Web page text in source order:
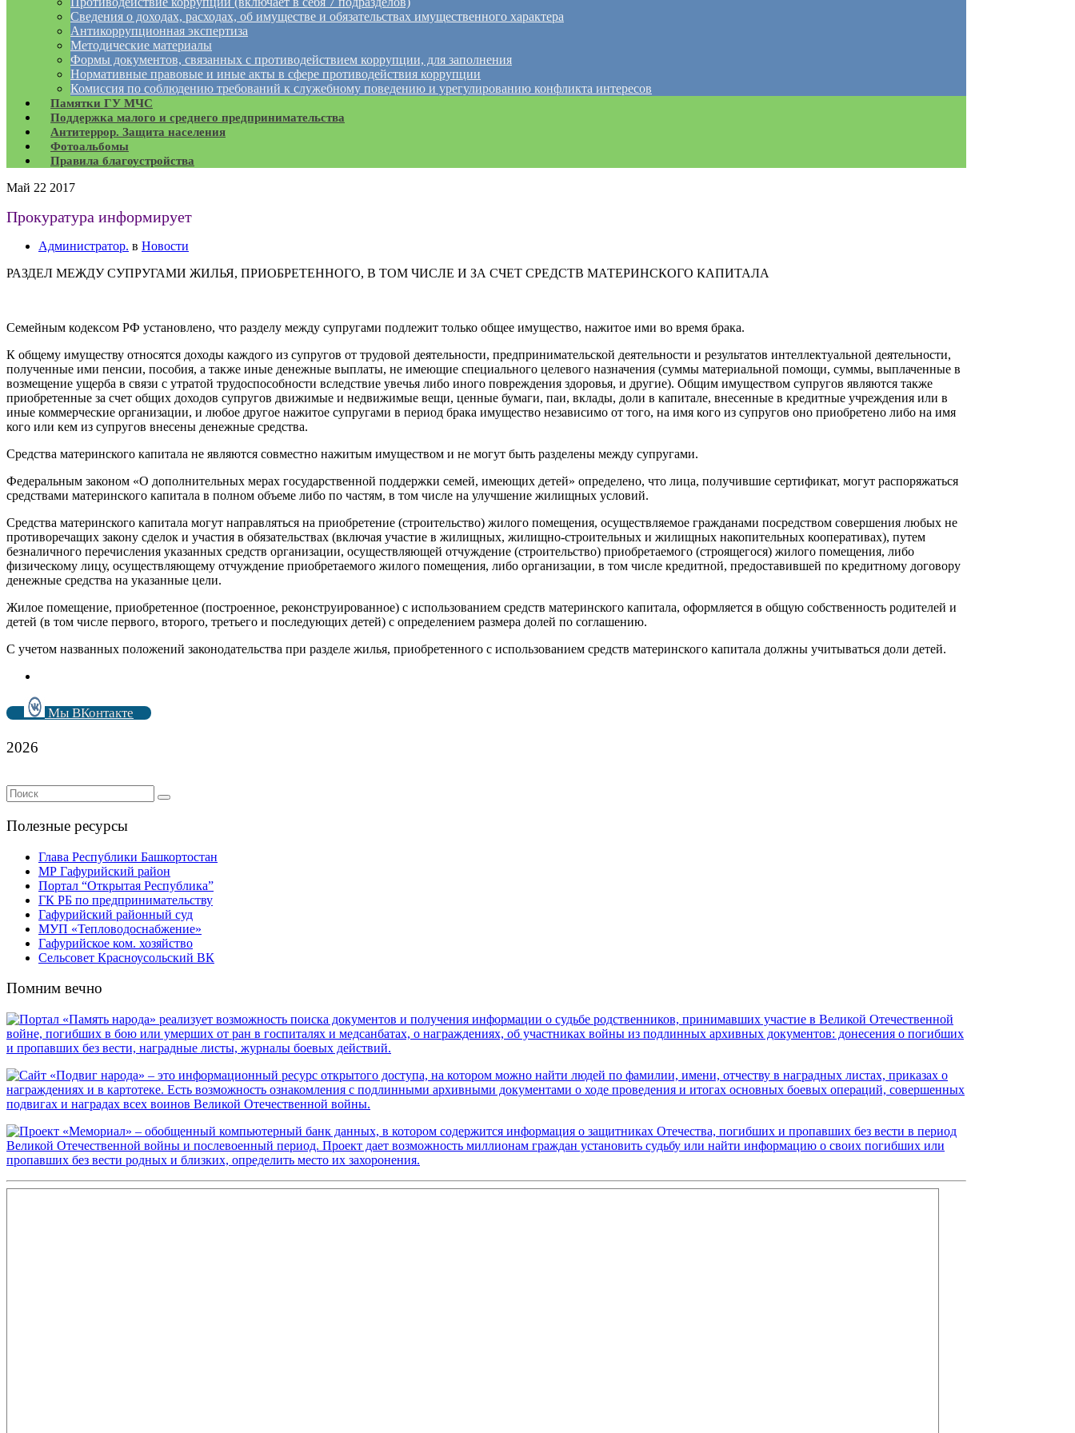
Сведения о доходах, расходах, об имуществе и обязательствах имущественного характера
Антикоррупционная экспертиза
Методические материалы
Формы документов, связанных с противодействием коррупции, для заполнения
Нормативные правовые и иные акты в сфере противодействия коррупции
Комиссия по соблюдению требований к служебному поведению и урегулированию конфликта интересов
Памятки ГУ МЧС
Поддержка малого и среднего предпринимательства
Антитеррор. Защита населения
Фотоальбомы
Правила благоустройства
Май 22 2017
Прокуратура информирует
Администратор. в Новости
РАЗДЕЛ МЕЖДУ СУПРУГАМИ ЖИЛЬЯ, ПРИОБРЕТЕННОГО, В ТОМ ЧИСЛЕ И ЗА СЧЕТ СРЕДСТВ МАТЕРИНСКОГО КАПИТАЛА
Семейным кодексом РФ установлено, что разделу между супругами подлежит только общее имущество, нажитое ими во время брака.
К общему имуществу относятся доходы каждого из супругов от трудовой деятельности, предпринимательской деятельности и результатов интеллектуальной деятельности,
полученные ими пенсии, пособия, а также иные денежные выплаты, не имеющие специального целевого назначения (суммы материальной помощи, суммы, выплаченные в
возмещение ущерба в связи с утратой трудоспособности вследствие увечья либо иного повреждения здоровья, и другие). Общим имуществом супругов являются также
приобретенные за счет общих доходов супругов движимые и недвижимые вещи, ценные бумаги, паи, вклады, доли в капитале, внесенные в кредитные учреждения или в
иные коммерческие организации, и любое другое нажитое супругами в период брака имущество независимо от того, на имя кого из супругов оно приобретено либо на имя
кого или кем из супругов внесены денежные средства.
Средства материнского капитала не являются совместно нажитым имуществом и не могут быть разделены между супругами.
Федеральным законом «О дополнительных мерах государственной поддержки семей, имеющих детей» определено, что лица, получившие сертификат, могут распоряжаться
средствами материнского капитала в полном объеме либо по частям, в том числе на улучшение жилищных условий.
Средства материнского капитала могут направляться на приобретение (строительство) жилого помещения, осуществляемое гражданами посредством совершения любых не
противоречащих закону сделок и участия в обязательствах (включая участие в жилищных, жилищно-строительных и жилищных накопительных кооперативах), путем
безналичного перечисления указанных средств организации, осуществляющей отчуждение (строительство) приобретаемого (строящегося) жилого помещения, либо
физическому лицу, осуществляющему отчуждение приобретаемого жилого помещения, либо организации, в том числе кредитной, предоставившей по кредитному договору
денежные средства на указанные цели.
Жилое помещение, приобретенное (построенное, реконструированное) с использованием средств материнского капитала, оформляется в общую собственность родителей и
детей (в том числе первого, второго, третьего и последующих детей) с определением размера долей по соглашению.
С учетом названных положений законодательства при разделе жилья, приобретенного с использованием средств материнского капитала должны учитываться доли детей.
Мы ВКонтакте
2026
Полезные ресурсы
Глава Республики Башкортостан
МР Гафурийский район
Портал “Открытая Республика”
ГК РБ по предпринимательству
Гафурийский районный суд
МУП «Тепловодоснабжение»
Гафурийское ком. хозяйство
Сельсовет Красноусольский ВК
Помним вечно